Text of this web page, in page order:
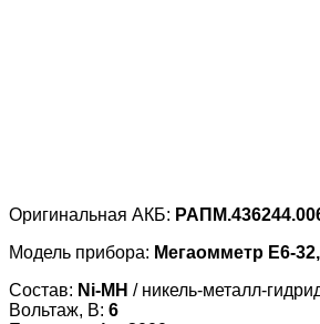
Оригинальная АКБ:
Модель прибора: Мегаомметр Е6-
Состав: Ni-MH / никель-металл-
Вольтаж, В: 6